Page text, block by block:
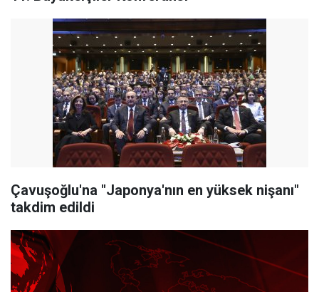
Çavuşoğlu'na "Japonya'nın en yüksek nişanı"
takdim edildi